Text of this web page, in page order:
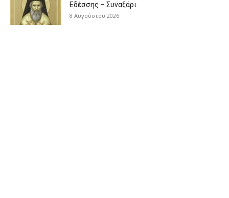
Εδέσσης – Συναξάρι
8 Αυγούστου 2026